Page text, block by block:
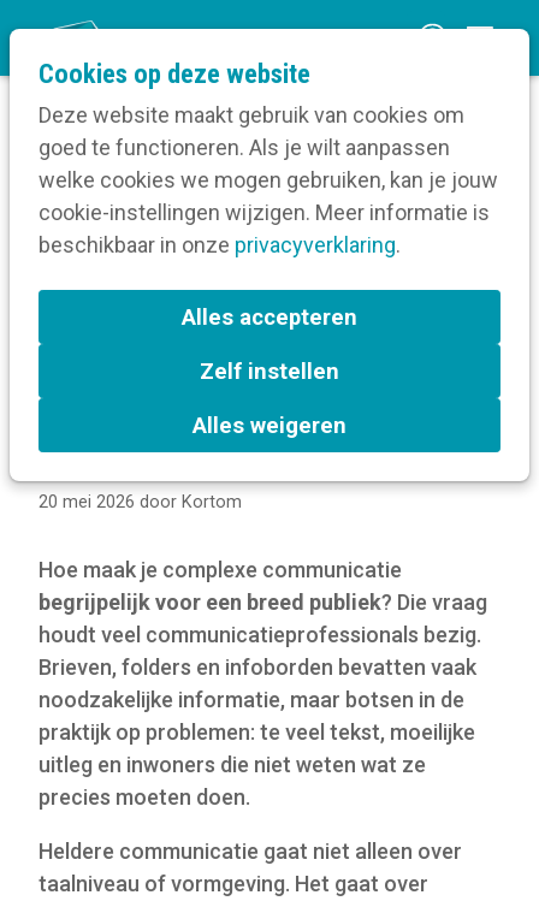
Cookies op deze website
Deze website maakt gebruik van cookies om
goed te functioneren. Als je wilt aanpassen
welke cookies we mogen gebruiken, kan je jouw
cookie-instellingen wijzigen. Meer informatie is
beschikbaar in onze privacyverklaring.
Alles accepteren
Zelf instellen
Alles weigeren
n
m
Home
Verruim je kennis
Drukwerk
Bewonersbrieven
Beeldcommunicatie die werkt: 9 praktische tips
Beeldcommunicatie die
werkt: 9 praktische tips uit
de aanpak van Stad Gent
20 mei 2026 door Kortom
Hoe maak je complexe communicatie
begrijpelijk voor een breed publiek? Die vraag
houdt veel communicatieprofessionals bezig.
Brieven, folders en infoborden bevatten vaak
noodzakelijke informatie, maar botsen in de
praktijk op problemen: te veel tekst, moeilijke
uitleg en inwoners die niet weten wat ze
precies moeten doen.
Heldere communicatie gaat niet alleen over
taalniveau of vormgeving. Het gaat over